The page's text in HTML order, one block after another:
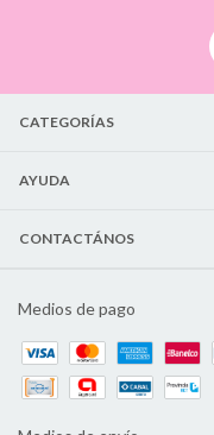
CATEGORÍAS
AYUDA
CONTACTÁNOS
Medios de pago